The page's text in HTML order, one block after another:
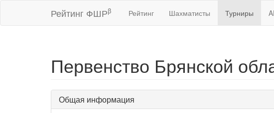
Рейтинг ФШРβ Рейтинг Шахматисты Турниры
Первенство Брянской
Общая информация